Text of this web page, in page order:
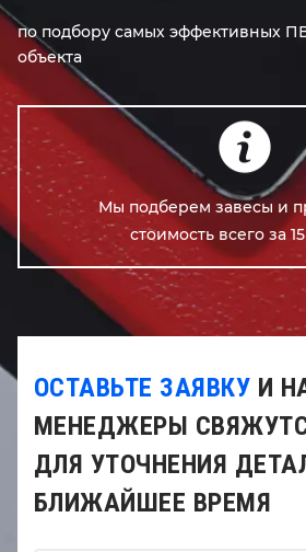
по подбору самых эффективных
объекта
Мы подберем завесы и
стоимость всего за
ОСТАВЬТЕ ЗАЯВКУ И
МЕНЕДЖЕРЫ
ДЛЯ УТОЧНЕНИЯ
БЛИЖАЙШЕЕ ВРЕМЯ